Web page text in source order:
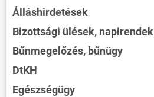
Álláshirdetések
Bizottsági ülések, napirendek
Bűnmegelőzés, bűnügy
DtKH
Egészségügy